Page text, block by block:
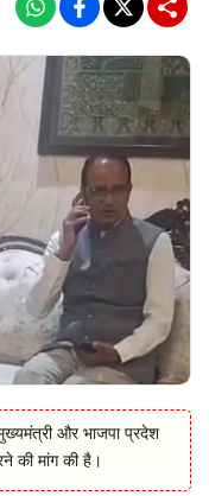
और भाजपा प्रदेश
की मांग की है।